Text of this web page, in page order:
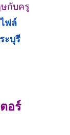
ษกับครู
ฟล์
ะบุรี
อร์